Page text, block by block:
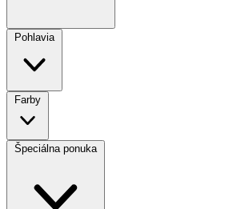
Pohlavia
Farby
Špeciálna ponuka